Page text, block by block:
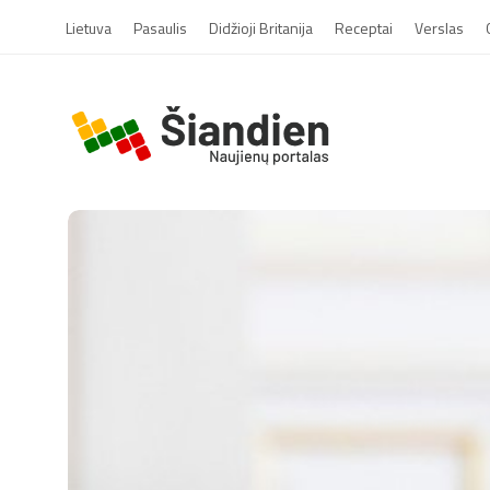
Lietuva Pasaulis Didžioji Britanija Receptai Verslas
S